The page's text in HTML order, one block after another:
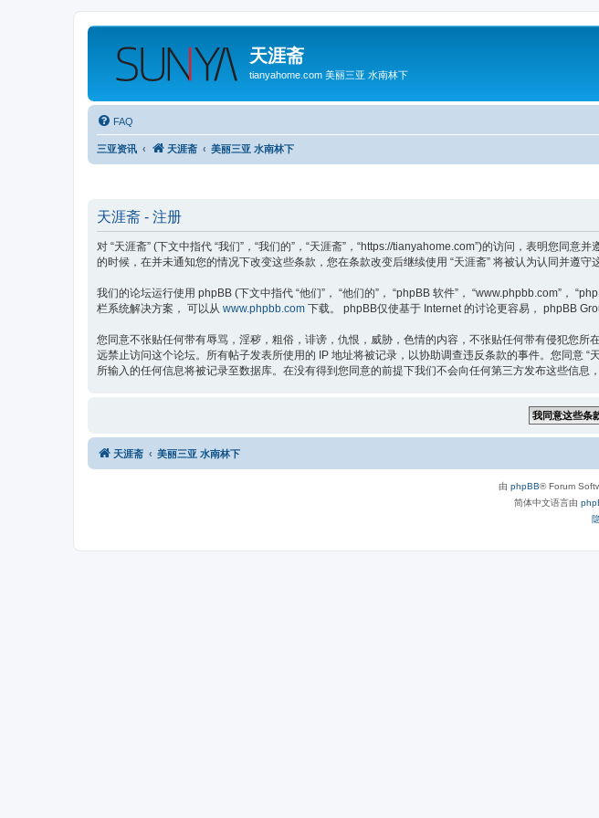
天涯斋
tianyahome.com 美丽三亚 水南林下
FAQ
三亚资讯 天涯斋 美丽三亚 水南林下
天涯斋 - 注册
对 “天涯斋” (下文中指代 “我们”，“我们的”，“天涯斋”，“https://tianyahome.com”)的访问，表明您同
的时候，在并未通知您的情况下改变这些条款，您在条款改变后继续使用 “天涯斋” 将被认为认同并遵守
我们的论坛运行使用 phpBB (下文中指代 “他们”， “他们的”， “phpBB 软件”， “www.phpbb.com”，
栏系统解决方案， 可以从 www.phpbb.com 下载。 phpBB仅使基于 Internet 的讨论更容易， phpBB
您同意不张贴任何带有辱骂，淫秽，粗俗，诽谤，仇恨，威胁，色情的内容，不张贴任何带有侵犯您
远禁止访问这个论坛。所有帖子发表所使用的 IP 地址将被记录，以协助调查违反条款的事件。您同意
所输入的任何信息将被记录至数据库。在没有得到您同意的前提下我们不会向任何第三方发布这些信息
天涯斋 美丽三亚 水南林下
由 phpBB® Forum
简体中文语言由